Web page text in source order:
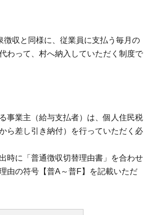
収と同様に、従業員に支払う毎月の
わって、村へ納入していただく制度で
事業主（給与支払者）は、個人住民税
ら差し引き納付）を行っていただく必
時に「普通徴収切替理由書」を合わせ
由の符号【普A～普F】を記載いただ